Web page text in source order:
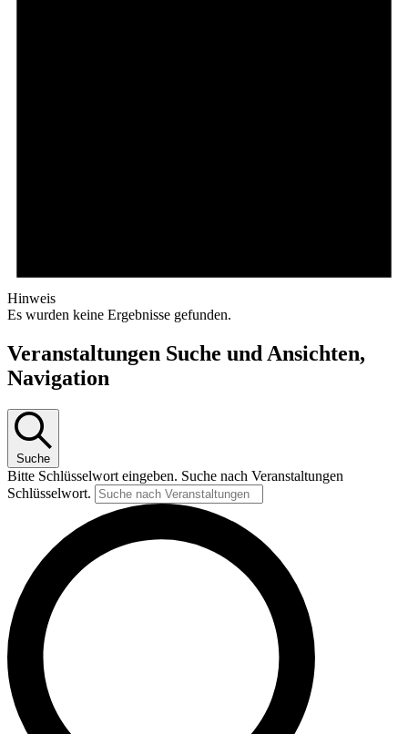
Hinweis
Es wurden keine Ergebnisse gefunden.
Veranstaltungen Suche und Ansichten,
Navigation
Suche
Bitte Schlüsselwort eingeben. Suche nach Veranstaltungen
Schlüsselwort.